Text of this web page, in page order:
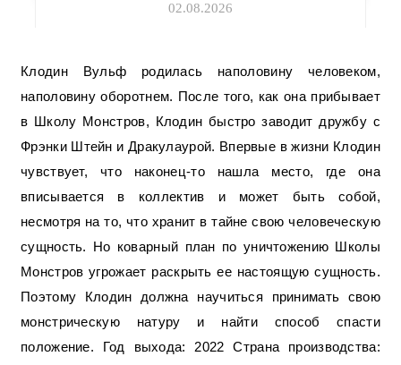
02.08.2026
Клодин Вульф родилась наполовину человеком,
наполовину оборотнем. После того, как она прибывает
в Школу Монстров, Клодин быстро заводит дружбу с
Фрэнки Штейн и Дракулаурой. Впервые в жизни Клодин
чувствует, что наконец-то нашла место, где она
вписывается в коллектив и может быть собой,
несмотря на то, что хранит в тайне свою человеческую
сущность. Но коварный план по уничтожению Школы
Монстров угрожает раскрыть ее настоящую сущность.
Поэтому Клодин должна научиться принимать свою
монстрическую натуру и найти способ спасти
положение. Год выхода: 2022 Страна производства: